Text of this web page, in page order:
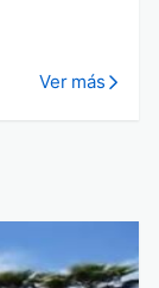
Ver más